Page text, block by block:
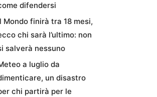
difendersi
Mondo finirà tra 18 mesi,
chi sarà l’ultimo: non
salverà nessuno
a luglio da
un disastro
chi partirà per le